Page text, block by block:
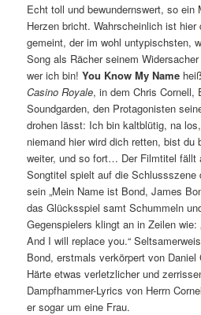
Echt toll und bewundernswert, so ein
Herzen bricht. Wahrscheinlich ist hier
gemeint, der im wohl untypischsten,
Song als Rächer seinem
wer ich bin!You Know My Name
Casino Royale, in dem Chris Cornell,
Soundgarden, den Protagonisten
drohen lässt: Ich bin kaltblütig, na
niemand hier wird dich retten, bist du
weiter, und so fort… Der Filmtitel fällt
Songtitel spielt auf die
sein „Mein Name ist Bond, James
das Glücksspiel samt Schummeln
Gegenspielers klingt an in Zeilen
And I will replace you.“
Bond, erstmals verkörpert von
Härte etwas verletzlicher und
Dampfhammer-Lyrics von Herrn
er sogar um eine Frau.